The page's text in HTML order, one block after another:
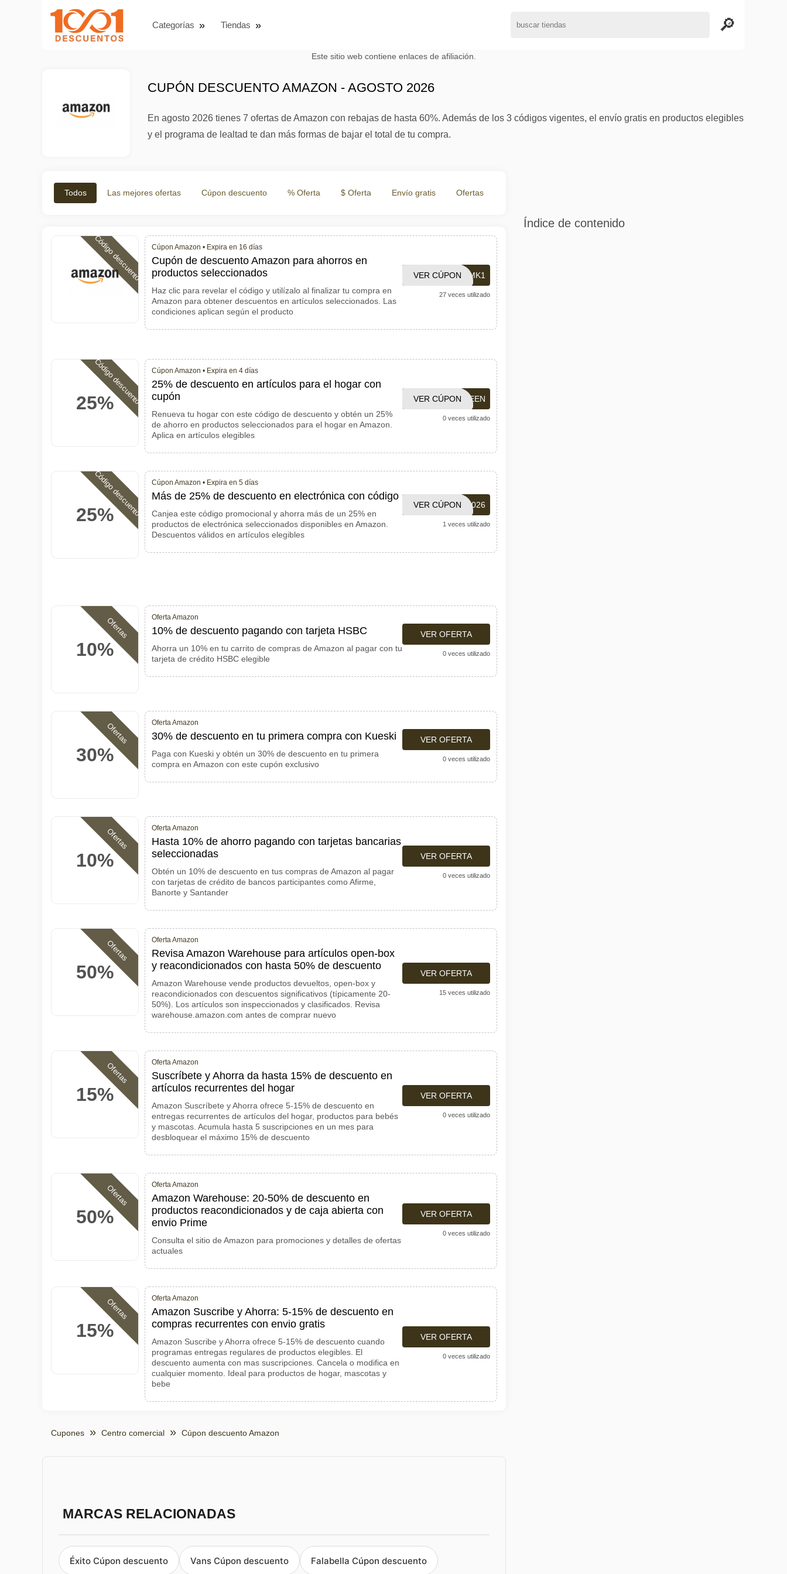
Categorías Tiendas
Este sitio web contiene enlaces de afiliación.
CUPÓN DESCUENTO AMAZON - AGOSTO 2026
En agosto 2026 tienes 7 ofertas de Amazon con rebajas de hasta 60%. Además de los 3 códigos vigentes, el envío gratis en productos elegibles
y el programa de lealtad te dan más formas de bajar el total de tu compra.
Todos Las mejores ofertas Cúpon descuento % Oferta $ Oferta Envío gratis Ofertas
Código descuento Cúpon Amazon • Expira en 16 días
Cupón de descuento Amazon para ahorros en
productos seleccionados
Haz clic para revelar el código y utilízalo al finalizar tu compra en
Amazon para obtener descuentos en artículos seleccionados. Las
condiciones aplican según el producto
HARMK1
VER CÚPON
27 veces utilizado
25%
Código descuento Cúpon Amazon • Expira en 4 días
25% de descuento en artículos para el hogar con
cupón
Renueva tu hogar con este código de descuento y obtén un 25%
de ahorro en productos seleccionados para el hogar en Amazon.
Aplica en artículos elegibles
25GREEN
VER CÚPON
0 veces utilizado
25%
Código descuento Cúpon Amazon • Expira en 5 días
Más de 25% de descuento en electrónica con código
Canjea este código promocional y ahorra más de un 25% en
productos de electrónica seleccionados disponibles en Amazon.
Descuentos válidos en artículos elegibles
SUMMER2026
VER CÚPON
1 veces utilizado
10%
Ofertas Oferta Amazon
10% de descuento pagando con tarjeta HSBC
Ahorra un 10% en tu carrito de compras de Amazon al pagar con tu
tarjeta de crédito HSBC elegible
VER OFERTA
0 veces utilizado
30%
Ofertas Oferta Amazon
30% de descuento en tu primera compra con Kueski
Paga con Kueski y obtén un 30% de descuento en tu primera
compra en Amazon con este cupón exclusivo
VER OFERTA
0 veces utilizado
10%
Ofertas Oferta Amazon
Hasta 10% de ahorro pagando con tarjetas bancarias
seleccionadas
Obtén un 10% de descuento en tus compras de Amazon al pagar
con tarjetas de crédito de bancos participantes como Afirme,
Banorte y Santander
VER OFERTA
0 veces utilizado
50%
Ofertas Oferta Amazon
Revisa Amazon Warehouse para artículos open-box
y reacondicionados con hasta 50% de descuento
Amazon Warehouse vende productos devueltos, open-box y
reacondicionados con descuentos significativos (típicamente 20-
50%). Los artículos son inspeccionados y clasificados. Revisa
warehouse.amazon.com antes de comprar nuevo
VER OFERTA
15 veces utilizado
15%
Ofertas Oferta Amazon
Suscríbete y Ahorra da hasta 15% de descuento en
artículos recurrentes del hogar
Amazon Suscríbete y Ahorra ofrece 5-15% de descuento en
entregas recurrentes de artículos del hogar, productos para bebés
y mascotas. Acumula hasta 5 suscripciones en un mes para
desbloquear el máximo 15% de descuento
VER OFERTA
0 veces utilizado
50%
Ofertas Oferta Amazon
Amazon Warehouse: 20-50% de descuento en
productos reacondicionados y de caja abierta con
envio Prime
Consulta el sitio de Amazon para promociones y detalles de ofertas
actuales
VER OFERTA
0 veces utilizado
15%
Ofertas Oferta Amazon
Amazon Suscribe y Ahorra: 5-15% de descuento en
compras recurrentes con envio gratis
Amazon Suscribe y Ahorra ofrece 5-15% de descuento cuando
programas entregas regulares de productos elegibles. El
descuento aumenta con mas suscripciones. Cancela o modifica en
cualquier momento. Ideal para productos de hogar, mascotas y
bebe
VER OFERTA
0 veces utilizado
Cupones Centro comercial Cúpon descuento Amazon
MARCAS RELACIONADAS
Éxito Cúpon descuento Vans Cúpon descuento Falabella Cúpon descuento
Índice de contenido